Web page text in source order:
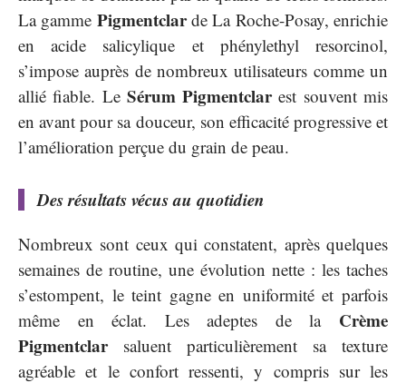
La gamme Pigmentclarde La Roche-Posay, enrichie
en acide salicylique et phénylethyl resorcinol,
s’impose auprès de nombreux utilisateurs comme un
allié fiable. Le Sérum Pigmentclarest souvent mis
en avant pour sa douceur, son efficacité progressive et
l’amélioration perçue du grain de peau.
Des résultats vécus au quotidien
Nombreux sont ceux qui constatent, après quelques
semaines de routine, une évolution nette : les taches
s’estompent, le teint gagne en uniformité et parfois
même en éclat. Les adeptes de la Crème
Pigmentclarsaluent particulièrement sa texture
agréable et le confort ressenti, y compris sur les